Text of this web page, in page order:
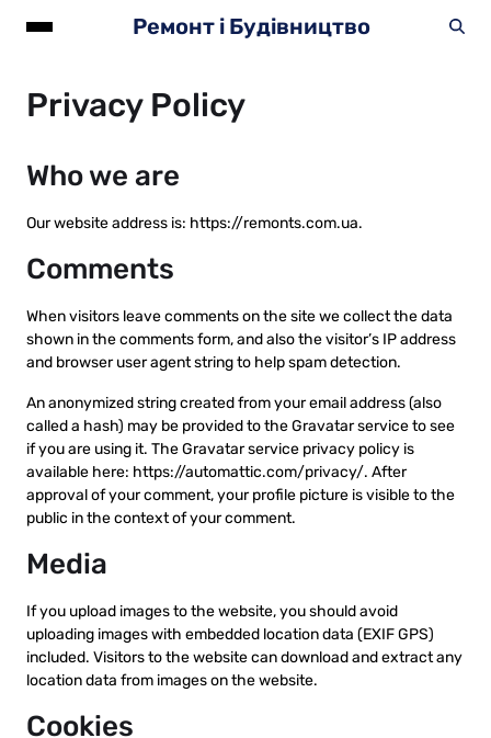
Ремонт і Будівництво
Privacy Policy
Who we are
Our website address is: https://remonts.com.ua.
Comments
When visitors leave comments on the site we collect the data
shown in the comments form, and also the visitor’s IP address
and browser user agent string to help spam detection.
An anonymized string created from your email address (also
called a hash) may be provided to the Gravatar service to see
if you are using it. The Gravatar service privacy policy is
available here: https://automattic.com/privacy/. After
approval of your comment, your profile picture is visible to the
public in the context of your comment.
Media
If you upload images to the website, you should avoid
uploading images with embedded location data (EXIF GPS)
included. Visitors to the website can download and extract any
location data from images on the website.
Cookies